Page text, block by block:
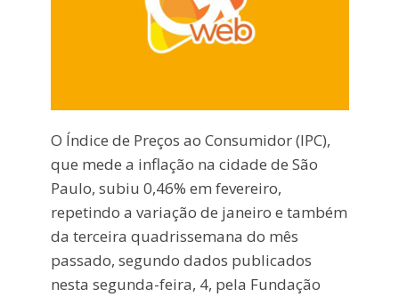
O Índice de Preços ao Consumidor (IPC),
que mede a inflação na cidade de São
Paulo, subiu 0,46% em fevereiro,
repetindo a variação de janeiro e também
da terceira quadrissemana do mês
passado, segundo dados publicados
nesta segunda-feira, 4, pela Fundação